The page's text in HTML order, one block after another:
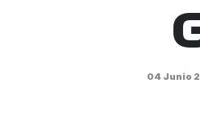
04 Junio